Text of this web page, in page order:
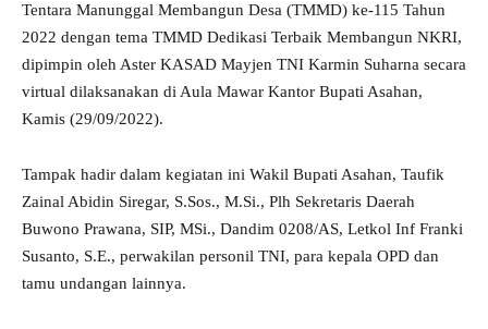
Tentara Manunggal Membangun Desa (TMMD) ke-115 Tahun
2022 dengan tema TMMD Dedikasi Terbaik Membangun NKRI,
dipimpin oleh Aster KASAD Mayjen TNI Karmin Suharna secara
virtual dilaksanakan di Aula Mawar Kantor Bupati Asahan,
Kamis (29/09/2022).
Tampak hadir dalam kegiatan ini Wakil Bupati Asahan, Taufik
Zainal Abidin Siregar, S.Sos., M.Si., Plh Sekretaris Daerah
Buwono Prawana, SIP, MSi., Dandim 0208/AS, Letkol Inf Franki
Susanto, S.E., perwakilan personil TNI, para kepala OPD dan
tamu undangan lainnya.